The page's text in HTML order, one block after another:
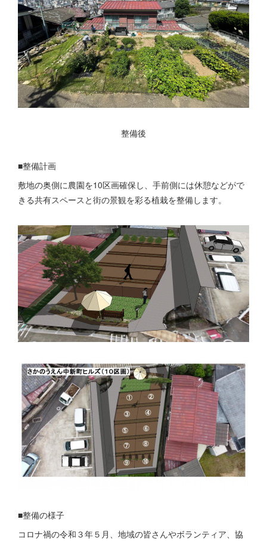
整備後
■整備計画
敷地の奥側に農園を10区画確保し、手前側には休憩などがで
きる共有スペースと街の景観を彩る植栽を整備します。
■整備の様子
コロナ禍の令和３年５月、地域の皆さんやボランティア、協